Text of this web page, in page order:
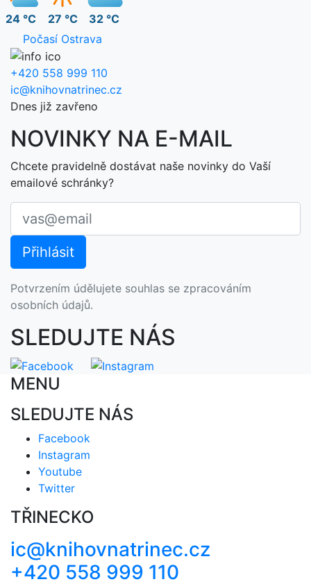
24 °C 27 °C
32 °C
Počasí Ostrava
+420 558 999 110
ic@knihovnatrinec.cz
Dnes již zavřeno
NOVINKY NA E-MAIL
Chcete pravidelně dostávat naše novinky do Vaší
emailové schránky?
Potvrzením údělujete souhlas se zpracováním
osobních údajů.
SLEDUJTE NÁS
MENU
SLEDUJTE NÁS
Facebook
Instagram
Youtube
Twitter
TŘINECKO
ic@knihovnatrinec.cz
+420 558 999 110